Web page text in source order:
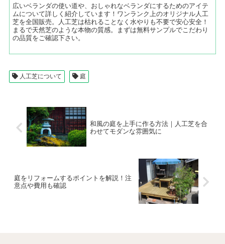
広いベランダの使い道や、おしゃれなベランダにするためのアイテ
ムについて詳しく紹介しています！ワンランク上のオリジナル人工
芝を全国販売。人工芝は枯れることなく水やりも不要で安心安全！
まるで天然芝のような本物の質感。まずは無料サンプルでこだわり
の品質をご確認下さい。
人工芝について 庭
和風の庭を上手に作る方法｜人工芝を合
わせてモダンな雰囲気に
庭をリフォームするポイントを解説！注
意点や費用も確認